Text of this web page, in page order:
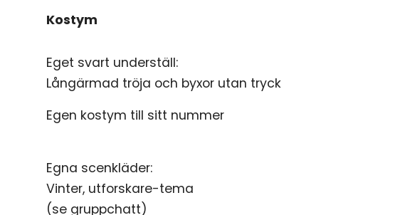
Kostym
Kostym
Eget svart underställ:
Långärmad tröja och byxor utan tryck
Egen kostym till sitt nummer
Egna scenkläder:
Vinter, utforskare-tema
(se gruppchatt)